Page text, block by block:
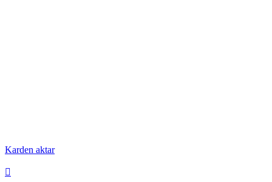
Karden aktar